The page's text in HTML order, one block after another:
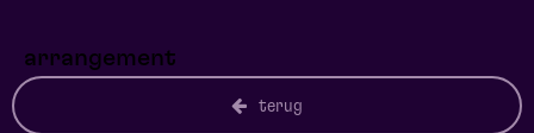
arrangement
terug